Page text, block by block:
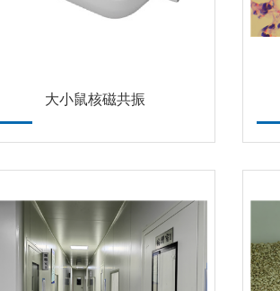
大小鼠核磁共振